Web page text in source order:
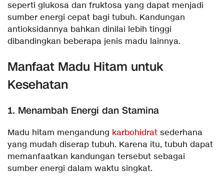
seperti glukosa dan fruktosa yang dapat menjadi
sumber energi cepat bagi tubuh. Kandungan
antioksidannya bahkan dinilai lebih tinggi
dibandingkan beberapa jenis madu lainnya.
Manfaat Madu Hitam untuk
Kesehatan
1. Menambah Energi dan Stamina
Madu hitam mengandung karbohidrat sederhana
yang mudah diserap tubuh. Karena itu, tubuh dapat
memanfaatkan kandungan tersebut sebagai
sumber energi dalam waktu singkat.